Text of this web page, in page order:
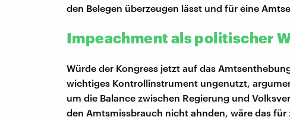
den Belegen überzeugen lässt und für eine
Impeachment als politischer
Würde der Kongress jetzt auf das
wichtiges Kontrollinstrument ungenutzt,
um die Balance zwischen Regierung und
den Amtsmissbrauch nicht ahnden, wäre das